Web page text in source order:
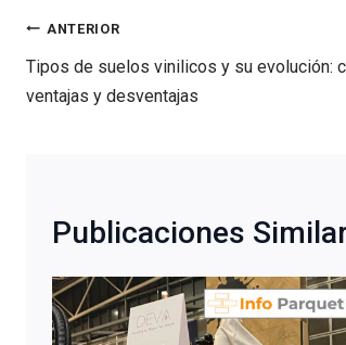
entrada:
Navegación
de
entradas
ANTERIOR
Tipos de suelos vinilicos y su evolución:
ventajas y desventajas
Publicaciones